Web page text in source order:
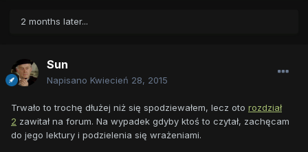
2 months later...
Sun
Napisano Kwiecień 28, 2015
Trwało to trochę dłużej niż się spodziewałem, lecz oto rozdział
2 zawitał na forum. Na wypadek gdyby ktoś to czytał, zachęcam
do jego lektury i podzielenia się wrażeniami.